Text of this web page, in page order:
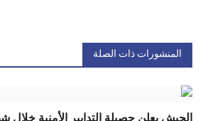
المنشورات ذات الصلة
الجيش يعلن حصيلة التدابير الأمنية